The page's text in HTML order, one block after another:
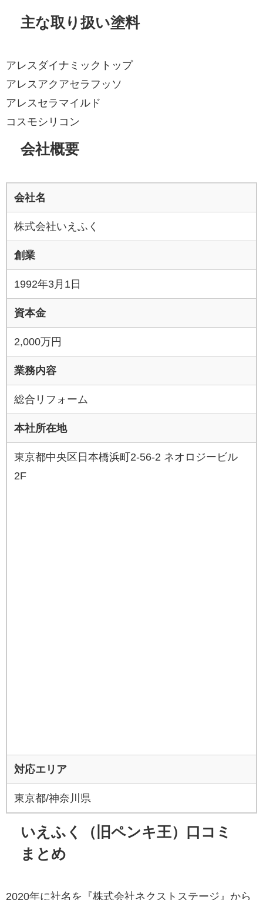
主な取り扱い塗料
アレスダイナミックトップ
アレスアクアセラフッソ
アレスセラマイルド
コスモシリコン
会社概要
会社名
株式会社いえふく
創業
1992年3月1日
資本金
2,000万円
業務内容
総合リフォーム
本社所在地
東京都中央区日本橋浜町2-56-2 ネオロジービル
2F
対応エリア
東京都/神奈川県
いえふく（旧ペンキ王）口コミ
まとめ
2020年に社名を『株式会社ネクストステージ』から